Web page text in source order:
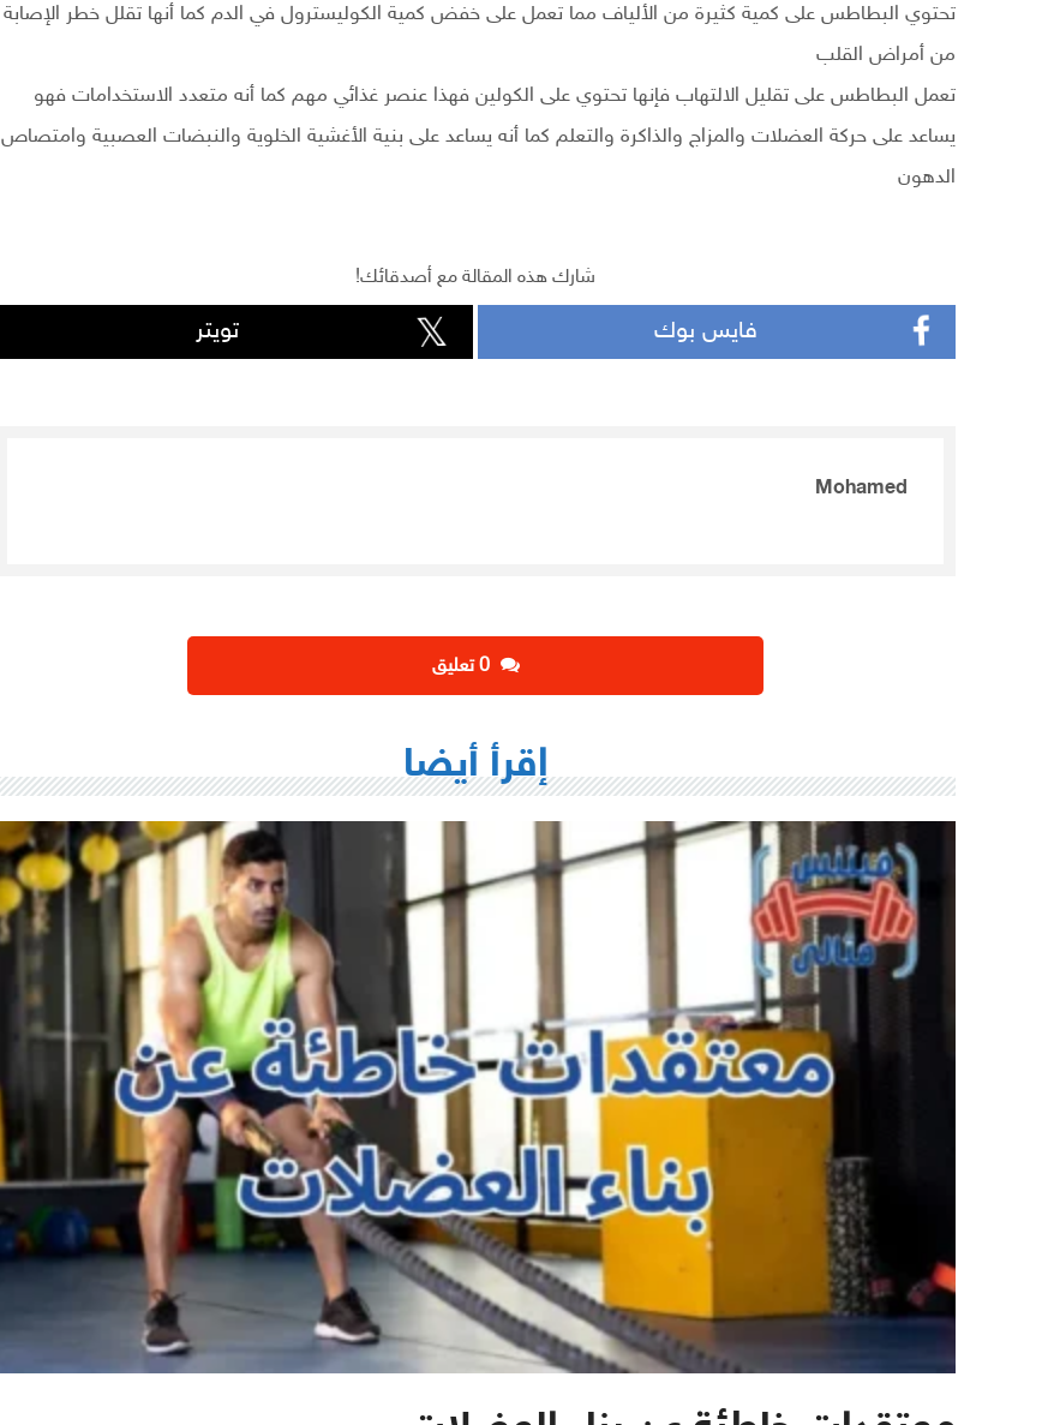
تحتوي البطاطس على كمية كثيرة من الألياف مما تعمل على خفض كمية الكوليسترول في الدم كما أنها تقلل خطر الإصابة
من أمراض القلب
تعمل البطاطس على تقليل الالتهاب فإنها تحتوي على الكولين فهذا عنصر غذائي مهم كما أنه متعدد الاستخدامات فهو
يساعد على حركة العضلات والمزاج والذاكرة والتعلم كما أنه يساعد على بنية الأغشية الخلوية والنبضات العصبية وامتصاص
الدهون
شارك هذه المقالة مع أصدقائك!
فايس بوك تويتر
Mohamed
‫0 تعليق
إقرأ أيضا